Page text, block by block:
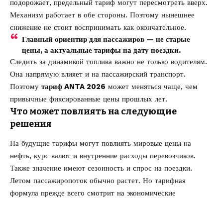
подорожает, предельный тариф могут пересмотреть вверх.
Механизм работает в обе стороны. Поэтому нынешнее
снижение не стоит воспринимать как окончательное.
Главный ориентир для пассажиров — не старые
цены, а актуальные тарифы на дату поездки.
Следить за динамикой топлива важно не только водителям.
Она напрямую влияет и на пассажирский транспорт.
Поэтому тариф ANTA 2026 может меняться чаще, чем
привычные фиксированные цены прошлых лет.
Что может повлиять на следующие
решения
На будущие тарифы могут повлиять мировые цены на
нефть, курс валют и внутренние расходы перевозчиков.
Также значение имеют сезонность и спрос на поездки.
Летом пассажиропоток обычно растет. Но тарифная
формула прежде всего смотрит на экономические